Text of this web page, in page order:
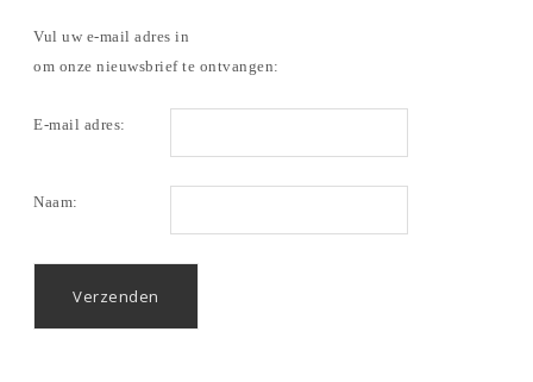
Vul uw e-mail adres in
om onze nieuwsbrief te ontvangen:
E-mail adres:
Naam: